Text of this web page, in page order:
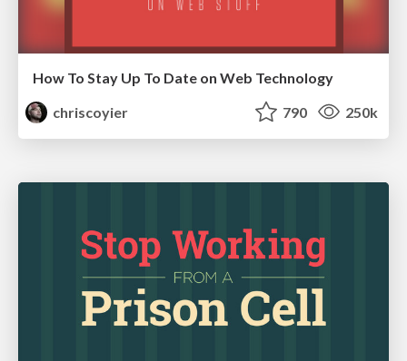
How To Stay Up To Date on Web Technology
chriscoyier
790 250k